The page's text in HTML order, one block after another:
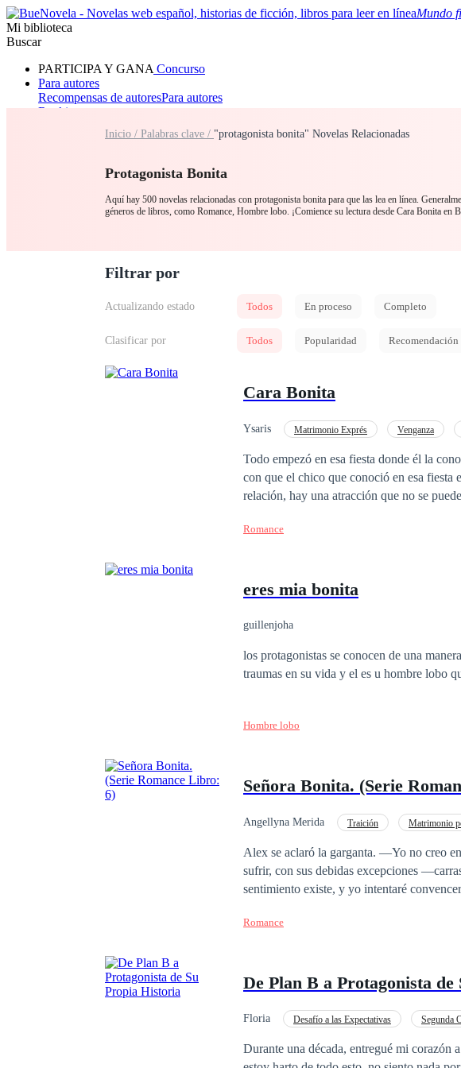
Mundo
Mi biblioteca
Buscar
PARTICIPA Y GANA Concurso
Para autores
Recompensas de autoresPara autores
Ranking
RomanceHombre lobo MafiaSistema
Inicio / Palabras clave / "protagonista bonita" Novelas Relacionadas
Protagonista Bonita
Aquí hay 500 novelas relacionadas con protagonista bonita para que las lea en línea.
géneros de libros, como Romance, Hombre lobo. ¡Comience su lectura desde Cara Bonita en
Filtrar por
Actualizando estado Todos En proceso Completo
Clasificar por Todos Popularidad Recomendación
Cara Bonita
Ysaris Matrimonio Exprés Venganza
Todo empezó en esa fiesta donde él la conoció y ella decidió irse. Diara
con que el chico que conoció en esa fiesta
relación, hay una atracción que no se
Romance
eres mia bonita
guillenjoha
los protagonistas se conocen de una
traumas en su vida y el es u hombre lobo
Hombre lobo
Señora Bonita. (Serie
Angellyna Merida Traición Matrimonio
Alex se aclaró la garganta. —Yo no creo en el amor, y estoy convencido de que las mujeres nacieron para
sufrir, con sus debidas excepciones
sentimiento existe, y yo intentaré convencerte de
ni tampoco voy a convertirme en su fetiche, puede que
adquirir. Obra registrada en el Instituto de Propiedad Intelectual de Ecuador. ©Angellyna Merida, 2022.
autora.
Romance
De Plan B a Protagonista
Floria Desafío a las Expectativas Segunda
Durante una década, entregué mi corazón